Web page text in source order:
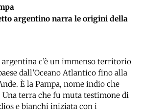
argentino narra le origini della
argentina c’è un immenso territorio
dall’Oceano Atlantico fino alla
È la Pampa, nome indio che
terra che fu muta testimone di
e bianchi iniziata con i